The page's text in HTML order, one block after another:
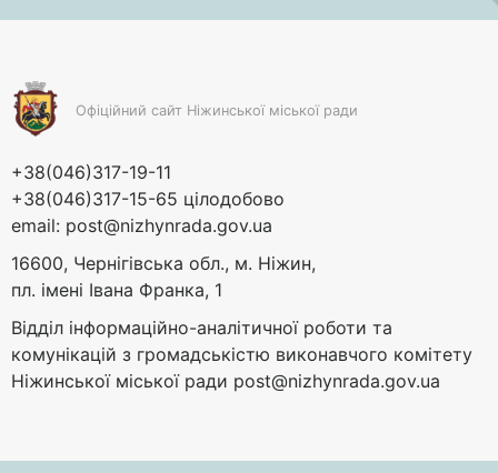
Офіційний сайт Ніжинської міської ради
+38(046)317-19-11
+38(046)317-15-65 цілодобово
email: post@nizhynrada.gov.ua
16600, Чернігівська обл., м. Ніжин,
пл. імені Івана Франка, 1
Відділ інформаційно-аналітичної роботи та
комунікацій з громадськістю виконавчого комітету
Ніжинської міської ради post@nizhynrada.gov.ua